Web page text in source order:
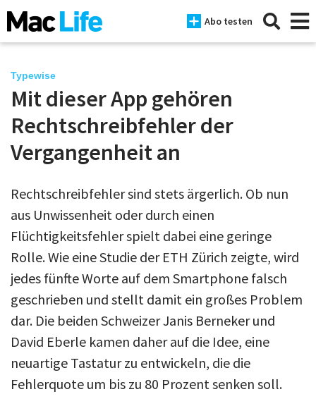
Abo testen
News
iPhone
iPad
Tests
Tipps
Magazine
Über uns
Podcast
Mac Life+
Typewise
Mit dieser App gehören
Rechtschreibfehler der
Vergangenheit an
Rechtschreibfehler sind stets ärgerlich. Ob nun
aus Unwissenheit oder durch einen
Flüchtigkeitsfehler spielt dabei eine geringe
Rolle. Wie eine Studie der ETH Zürich zeigte, wird
jedes fünfte Worte auf dem Smartphone falsch
geschrieben und stellt damit ein großes Problem
dar. Die beiden Schweizer Janis Berneker und
David Eberle kamen daher auf die Idee, eine
neuartige Tastatur zu entwickeln, die die
Fehlerquote um bis zu 80 Prozent senken soll.